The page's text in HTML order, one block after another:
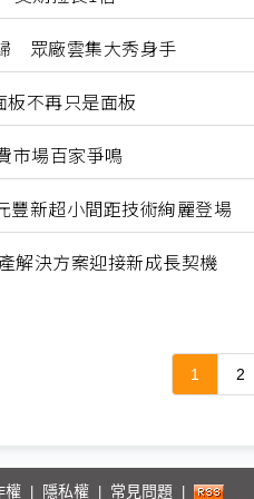
眾廠雲集大秀身手
不再只是面板
市場百家爭鳴
豐新超小間距技術絢麗登場
解決方案迎接新成長契機
1 2
權 隱私權 常見問題